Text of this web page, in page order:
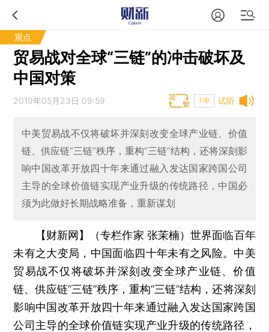
观点
贸易战对全球“三链”的冲击破坏及
中国对策
试听
2019年05月23日 09:59 T中
中美贸易战不仅将破坏并深刻改变全球产业链、价值
链、供应链“三链”秩序，重构“三链”结构，还将深刻影
响中国改革开放四十年来通过融入发达国家跨国公司
主导的全球价值链实现产业升级的传统路径，中国必
须为此做好长期战略准备，重新谋划
【财新网】（专栏作家 张茉楠）世界面临百年
未有之大变局，中国面临四十年未有之风险。中美
贸易战不仅将破坏并深刻改变全球产业链、价值
链、供应链“三链”秩序，重构“三链”结构，还将深刻
影响中国改革开放四十年来通过融入发达国家跨国
公司主导的全球价值链实现产业升级的传统路径，